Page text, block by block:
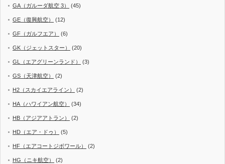
GA（ガルーダ航空 3） (45)
GE（復興航空） (12)
GF（ガルフエア） (6)
GK（ジェットスター） (20)
GL（エアグリーンランド） (3)
GS（天津航空） (2)
H2（スカイエアライン） (2)
HA（ハワイアン航空） (34)
HB（アジアアトラン） (2)
HD（エア・ドゥ） (5)
HF（エアコートジボワール） (2)
HG（ニキ航空） (2)